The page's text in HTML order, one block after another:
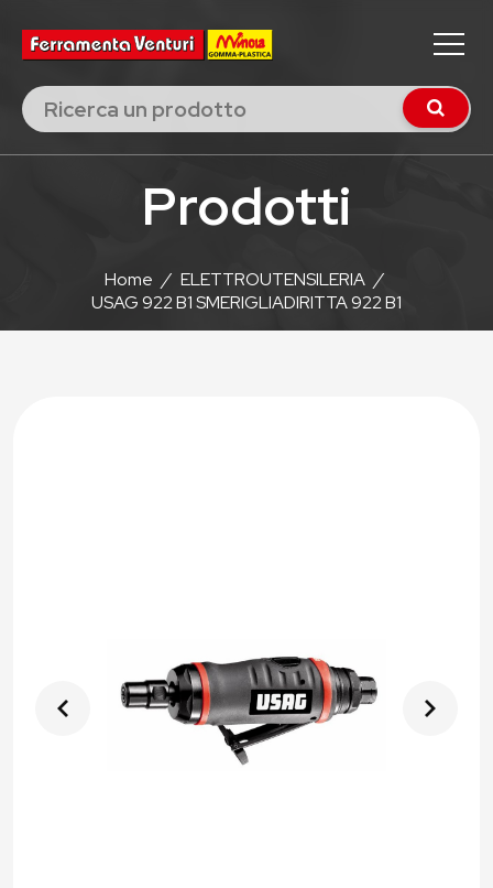
Prodotti
Home / ELETTROUTENSILERIA /
USAG 922 B1 SMERIGLIADIRITTA 922 B1